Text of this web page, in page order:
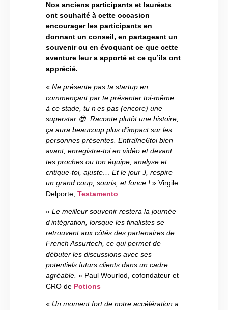
Nos anciens participants et lauréats
ont souhaité à cette occasion
encourager les participants en
donnant un conseil, en partageant un
souvenir ou en évoquant ce que cette
aventure leur a apporté et ce qu’ils ont
apprécié.
« Ne présente pas ta startup en
commençant par te présenter toi-même :
à ce stade, tu n’es pas (encore) une
superstar 😎. Raconte plutôt une histoire,
ça aura beaucoup plus d’impact sur les
personnes présentes. Entraîne6toi bien
avant, enregistre-toi en vidéo et devant
tes proches ou ton équipe, analyse et
critique-toi, ajuste… Et le jour J, respire
un grand coup, souris, et fonce ! » Virgile
Delporte, Testamento
« Le meilleur souvenir restera la journée
d’intégration, lorsque les finalistes se
retrouvent aux côtés des partenaires de
French Assurtech, ce qui permet de
débuter les discussions avec ses
potentiels futurs clients dans un cadre
agréable. » Paul Wourlod, cofondateur et
CRO de Potions
« Un moment fort de notre accélération a